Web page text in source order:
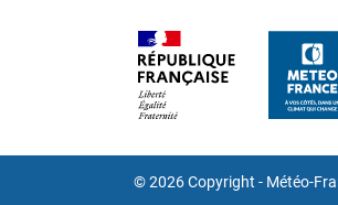
© 2026 Copyright - Météo-